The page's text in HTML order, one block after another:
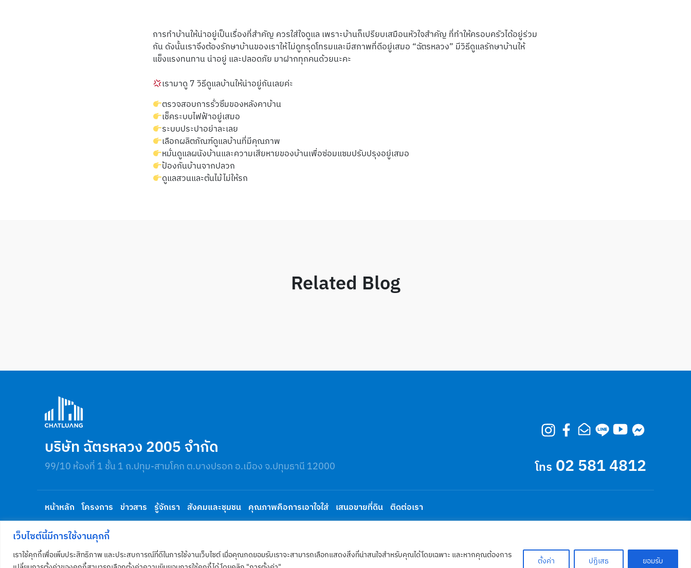
เว็บไซต์นี้มีการใช้งานคุกกี้
เราใช้คุกกี้เพื่อเพิ่มประสิทธิภาพ และประสบการณ์ที่ดีในการใช้งานเว็บไซต์ เมื่อคุณกดยอมรับเราจะสามารถเลือกแสดงสิ่งที่น่าสนใจสำหรับคุณได้โดยเฉพาะ และหากคุณต้องการ
ตั้งค่า ปฏิเสธ ยอมรับ
การทำบ้านให้น่าอยู่เป็นเรื่องที่สำคัญ ควรใส่ใจดูแล เพราะบ้านก็เปรียบเสมือนหัวใจสำคัญ ที่ทำให้ครอบครัวได้อยู่ร่วม
กัน ดังนั้นเราจึงต้องรักษาบ้านของเราให้ไม่ดูทรุดโทรมและมีสภาพที่ดีอยู่เสมอ “ฉัตรหลวง” มีวิธีดูแลรักษาบ้านให้
แข็งแรงทนทาน น่าอยู่ และปลอดภัย มาฝากทุกคนด้วยนะคะ
เรามาดู 7 วิธีดูแลบ้านให้น่าอยู่กันเลยค่ะ
ตรวจสอบการรั่วซึมของหลังคาบ้าน
เช็คระบบไฟฟ้าอยู่เสมอ
ระบบประปาอย่าละเลย
เลือกผลิตภัณฑ์ดูแลบ้านที่มีคุณภาพ
หมั่นดูแลผนังบ้านและความเสียหายของบ้านเพื่อซ่อมแซมปรับปรุงอยู่เสมอ
ป้องกันบ้านจากปลวก
ดูแลสวนและต้นไม้ไม่ให้รก
Related Blog
บริษัท ฉัตรหลวง 2005 จำกัด
99/10 ห้องที่ 1 ชั้น 1 ถ.ปทุม-สามโคก ต.บางปรอก อ.เมือง จ.ปทุมธานี 12000 โทร 02 581 4812
หน้าหลัก โครงการ ข่าวสาร รู้จักเรา สังคมและชุมชน คุณภาพคือการเอาใจใส่ เสนอขายที่ดิน ติดต่อเรา
สงวนลิขสิทธิ์ ©2026 โดย บริษัท ฉัตรหลวง 2005 จำกัด